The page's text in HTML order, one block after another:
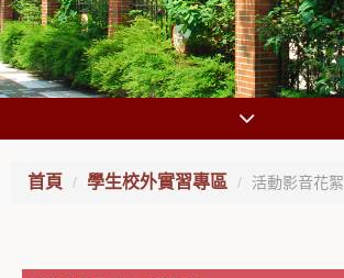
首頁 學生校外實習專區 活動影音花絮